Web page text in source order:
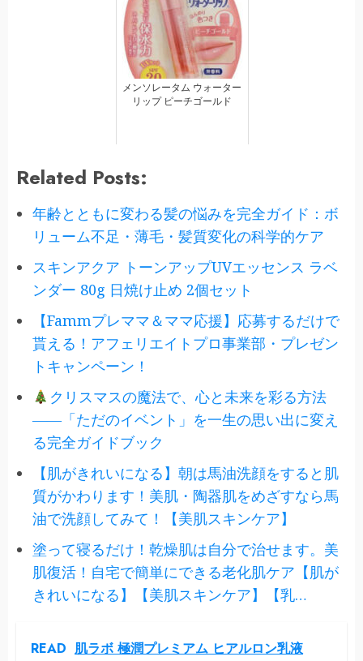
メンソレータム ウォーター
リップ ピーチゴールド
Related Posts:
年齢とともに変わる髪の悩みを完全ガイド：ボ
リューム不足・薄毛・髪質変化の科学的ケア
スキンアクア トーンアップUVエッセンス ラベ
ンダー 80g 日焼け止め 2個セット
【Fammプレママ＆ママ応援】応募するだけで
貰える！アフェリエイトプロ事業部・プレゼン
トキャンペーン！
クリスマスの魔法で、心と未来を彩る方法
――「ただのイベント」を一生の思い出に変え
る完全ガイドブック
【肌がきれいになる】朝は馬油洗顔をすると肌
質がかわります！美肌・陶器肌をめざすなら馬
油で洗顔してみて！【美肌スキンケア】
塗って寝るだけ！乾燥肌は自分で治せます。美
肌復活！自宅で簡単にできる老化肌ケア【肌が
きれいになる】【美肌スキンケア】【乳…
READ 肌ラボ 極潤プレミアム ヒアルロン乳液